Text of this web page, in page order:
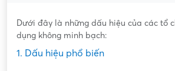
Dưới đây là những dấu hiệu của các tổ
dụng không minh bạch:
1. Dấu hiệu phổ biến